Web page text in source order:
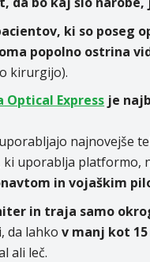
ki so poseg
popolno ostrina
kirurgijo).
Optical Express je
najnovejše
ki uporablja platformo,
in vojaškim
in traja samo
da lahkov manj kot
ali leč.